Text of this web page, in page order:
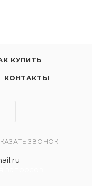
КУПИТЬ
КОНТАКТЫ
ЗВОНОК